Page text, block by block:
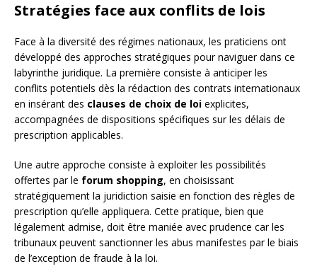
Stratégies face aux conflits de lois
Face à la diversité des régimes nationaux, les praticiens ont
développé des approches stratégiques pour naviguer dans ce
labyrinthe juridique. La première consiste à anticiper les
conflits potentiels dès la rédaction des contrats internationaux
en insérant des clauses de choix de loi explicites,
accompagnées de dispositions spécifiques sur les délais de
prescription applicables.
Une autre approche consiste à exploiter les possibilités
offertes par le forum shopping, en choisissant
stratégiquement la juridiction saisie en fonction des règles de
prescription qu’elle appliquera. Cette pratique, bien que
légalement admise, doit être maniée avec prudence car les
tribunaux peuvent sanctionner les abus manifestes par le biais
de l’exception de fraude à la loi.